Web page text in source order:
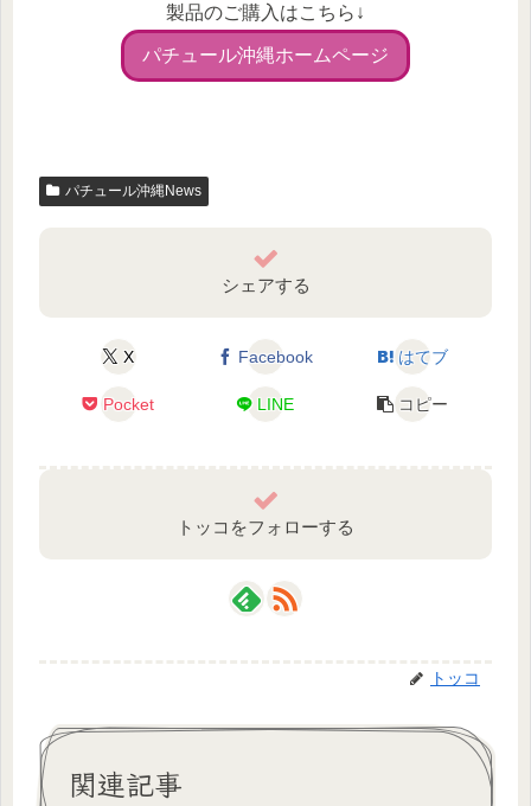
製品のご購入はこちら↓
パチュール沖縄ホームページ
パチュール沖縄News
シェアする
X Facebook はてブ
Pocket LINE コピー
トッコをフォローする
トッコ
関連記事